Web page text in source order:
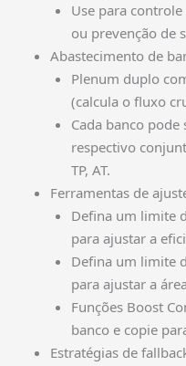
Use para
ou prevenção de
Abastecimento de
Plenum duplo
(calcula o fluxo
Cada banco
respectivo
TP, AT.
Ferramentas de
Defina um limite
para ajustar a
Defina um limite
para ajustar a
Funções Boost
banco e copie
Estratégias de